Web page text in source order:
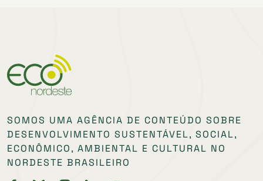
SOMOS UMA AGÊNCIA DE CONTEÚDO SOBRE
DESENVOLVIMENTO SUSTENTÁVEL, SOCIAL,
ECONÔMICO, AMBIENTAL E CULTURAL NO
NORDESTE BRASILEIRO